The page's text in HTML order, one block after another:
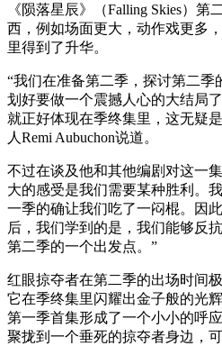
《陨落星辰》（Falling Skies）
西，例如场面更大，动作戏更多
里得到了升华。
“我们在准备第二季，探讨第二
划好要做一个震撼人心的大结局
就正好体现在季终集里，这无疑
人Remi Aubuchon说道。
不过在谈及他和其他编剧对这一
大的感受是我们需要某种胜利。
一季的确让我们吃了一闷棍。因
后，我们学到的是，我们能够反
第二季的一个出发点。”
红眼掠夺者在第二季的出场时间
它在季终集里闪耀出金子般的光
第一季首集形成了一个小小的呼
聚拢到一个垂死的掠夺者身边，